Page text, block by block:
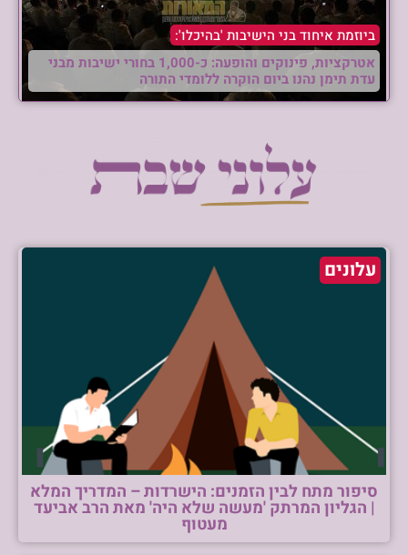
ביוזמת איחוד בני הישיבות 'בהיכלו':
אטרקציות, פינוקים והופעה: כ-1,000 בחורי ישיבות מבני
עדת תימן נהנו ביום הוקרה ללומדי התורה
עלונים
סיפור מתח לבין הזמנים: הישרדות – המדריך המלא
| הגליון המרתק 'מעשה שלא היה' מאת הרב אביעד
מעטוף